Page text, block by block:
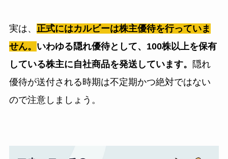
実は、 正式にはカルビーは株主優待を行っていま
せん。 いわゆる隠れ優待として、100株以上を保有
している株主に自社商品を発送しています。 隠れ
優待が送付される時期は不定期かつ絶対ではない
ので注意しましょう。